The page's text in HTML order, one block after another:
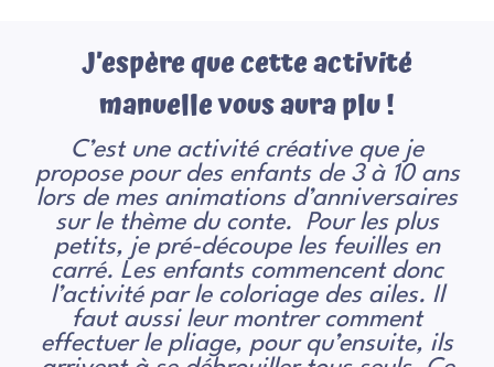
J’espère que cette activité
manuelle vous aura plu !
C’est une activité créative que je
propose pour des enfants de 3 à 10 ans
lors de mes animations d’anniversaires
sur le thème du conte. Pour les plus
petits, je pré-découpe les feuilles en
carré. Les enfants commencent donc
l’activité par le coloriage des ailes. Il
faut aussi leur montrer comment
effectuer le pliage, pour qu’ensuite, ils